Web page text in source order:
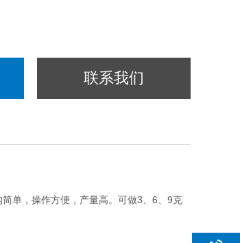
联系我们
单，操作方便，产量高。可做3、6、9克